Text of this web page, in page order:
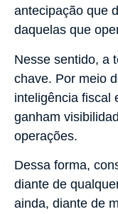
antecipação que
daquelas que
Nesse sentido, a
chave. Por meio
inteligência fiscal
ganham
operações.
Dessa forma,
diante de
ainda, diante de